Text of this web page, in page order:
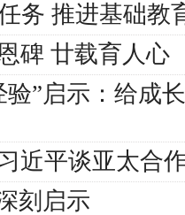
务 推进基础教
碑 廿载育人心
”启示：给成
近平谈亚太合
刻启示